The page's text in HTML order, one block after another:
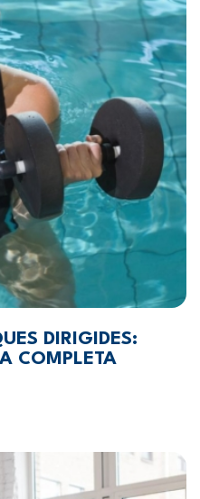
DIRIGIDES:
COMPLETA